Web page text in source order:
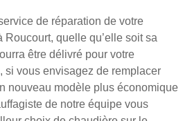
de réparation de votre
quelle qu’elle soit sa
être délivré pour votre
si vous envisagez de remplacer
nouveau modèle plus économique
de notre équipe vous